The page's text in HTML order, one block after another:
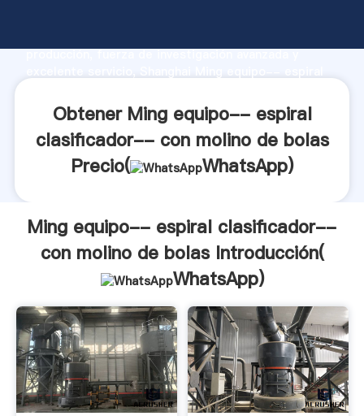
producción, fuerza de investigación avanzada y
valor y aporta valores a todos los clientes.
Obtener Ming equipo-- espiral
clasificador-- con molino de bolas
Precio(
WhatsApp)
Ming equipo-- espiral clasificador--
con molino de bolas Introducción(
WhatsApp)